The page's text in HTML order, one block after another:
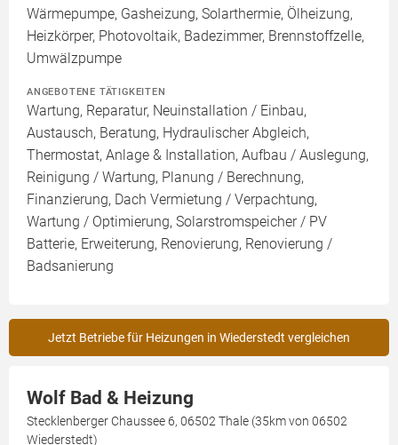
Wärmepumpe, Gasheizung, Solarthermie, Ölheizung,
Heizkörper, Photovoltaik, Badezimmer, Brennstoffzelle,
Umwälzpumpe
ANGEBOTENE TÄTIGKEITEN
Wartung, Reparatur, Neuinstallation / Einbau,
Austausch, Beratung, Hydraulischer Abgleich,
Thermostat, Anlage & Installation, Aufbau / Auslegung,
Reinigung / Wartung, Planung / Berechnung,
Finanzierung, Dach Vermietung / Verpachtung,
Wartung / Optimierung, Solarstromspeicher / PV
Batterie, Erweiterung, Renovierung, Renovierung /
Badsanierung
Jetzt Betriebe für Heizungen in Wiederstedt vergleichen
Wolf Bad & Heizung
Stecklenberger Chaussee 6, 06502 Thale (35km von 06502
Wiederstedt)